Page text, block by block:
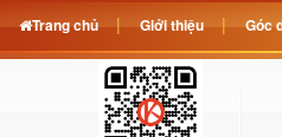
Trang chủ Giới thiệu Góc